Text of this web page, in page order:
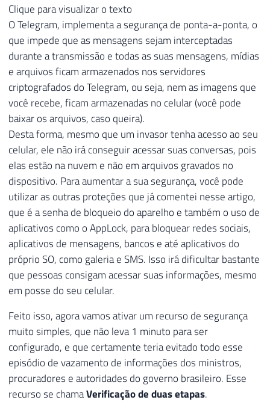
Clique para visualizar o texto
O Telegram, implementa a segurança de ponta-a-ponta, o
que impede que as mensagens sejam interceptadas
durante a transmissão e todas as suas mensagens, mídias
e arquivos ficam armazenados nos servidores
criptografados do Telegram, ou seja, nem as imagens que
você recebe, ficam armazenadas no celular (você pode
baixar os arquivos, caso queira).
Desta forma, mesmo que um invasor tenha acesso ao seu
celular, ele não irá conseguir acessar suas conversas, pois
elas estão na nuvem e não em arquivos gravados no
dispositivo. Para aumentar a sua segurança, você pode
utilizar as outras proteções que já comentei nesse artigo,
que é a senha de bloqueio do aparelho e também o uso de
aplicativos como o AppLock, para bloquear redes sociais,
aplicativos de mensagens, bancos e até aplicativos do
próprio SO, como galeria e SMS. Isso irá dificultar bastante
que pessoas consigam acessar suas informações, mesmo
em posse do seu celular.
Feito isso, agora vamos ativar um recurso de segurança
muito simples, que não leva 1 minuto para ser
configurado, e que certamente teria evitado todo esse
episódio de vazamento de informações dos ministros,
procuradores e autoridades do governo brasileiro. Esse
recurso se chamaVerificação de duas etapas.